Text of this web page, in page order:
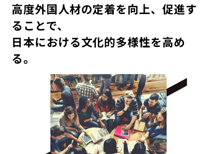
高度外国人材の定着を向上、促進す
ることで、
日本における文化的多様性を高め
る。